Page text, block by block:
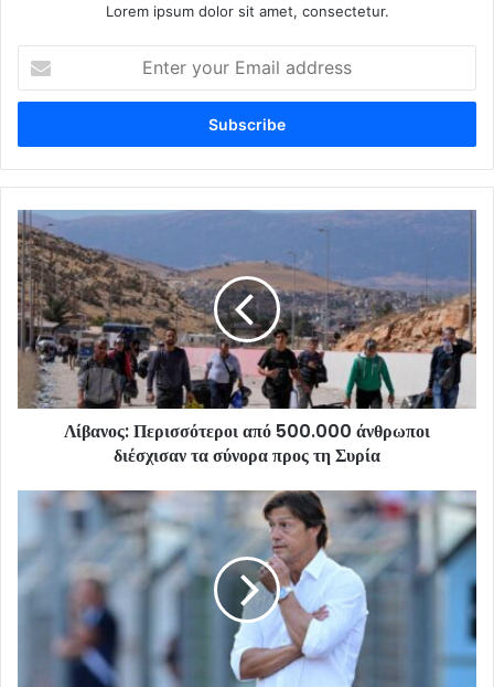
Lorem ipsum dolor sit amet, consectetur.
your
Email
Λίβανος: Περισσότεροι από 500.000 άνθρωποι
διέσχισαν τα σύνορα προς τη Συρία